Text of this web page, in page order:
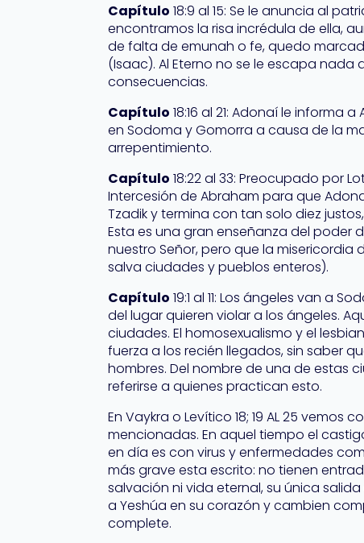
Capítulo 18:9 al 15: Se le anuncia al
encontramos la risa incrédula de ella,
de falta de emunah o fe, quedo
(Isaac). Al Eterno no se le escapa
consecuencias.
Capítulo 18:16 al 21: Adonaí le
en Sodoma y Gomorra a causa de la
arrepentimiento.
Capítulo 18:22 al 33: Preocupado por
Intercesión de Abraham para que
Tzadik y termina con tan solo diez
Esta es una gran enseñanza del poder
nuestro Señor, pero que la misericordia
salva ciudades y pueblos enteros).
Capítulo 19:1 al 11: Los ángeles van a
del lugar quieren violar a los ángeles.
ciudades. El homosexualismo y el
fuerza a los recién llegados, sin saber
hombres. Del nombre de una de estas
referirse a quienes practican esto.
En Vaykra o Levítico 18; 19 AL 25
mencionadas. En aquel tiempo el
en día es con virus y enfermedades
más grave esta escrito: no tienen
salvación ni vida eternal, su única
a Yeshúa en su corazón y cambien
complete.